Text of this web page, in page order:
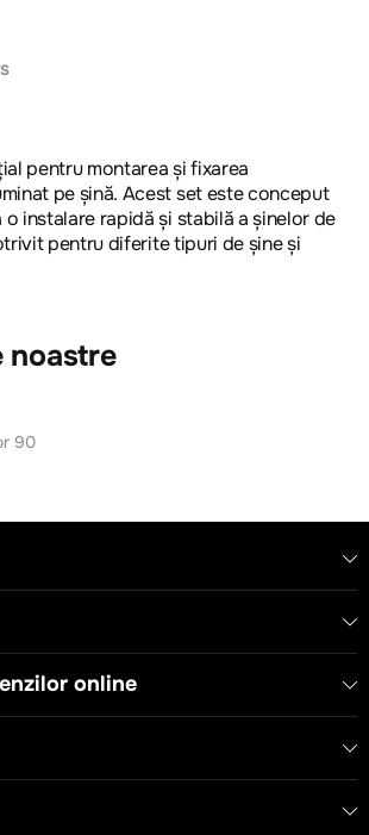
pentru montarea și fixarea
pe șină. Acest set este conceput
o instalare rapidă și stabilă a șinelor de
pentru diferite tipuri de șine și
noastre
90
online